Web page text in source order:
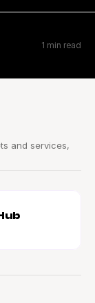
1 min read
and services,